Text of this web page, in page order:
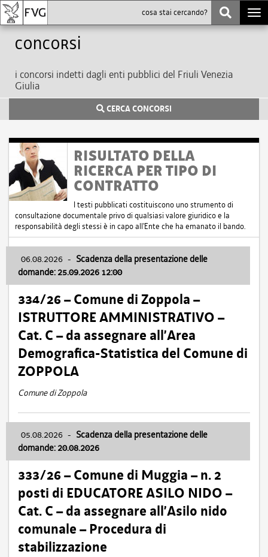
Concorsi
i concorsi indetti dagli enti pubblici del Friuli Venezia
Giulia
CERCA CONCORSI
RISULTATO DELLA
RICERCA PER TIPO DI
CONTRATTO
I testi pubblicati costituiscono uno strumento di
consultazione documentale privo di qualsiasi valore giuridico e la
responsabilità degli stessi è in capo all'Ente che ha emanato il bando.
06.08.2026 - Scadenza della presentazione delle
domande: 25.09.2026 12:00
334/26 – Comune di Zoppola –
ISTRUTTORE AMMINISTRATIVO –
Cat. C – da assegnare all’Area
Demografica-Statistica del Comune di
ZOPPOLA
Comune di Zoppola
05.08.2026 - Scadenza della presentazione delle
domande: 20.08.2026
333/26 – Comune di Muggia – n. 2
posti di EDUCATORE ASILO NIDO –
Cat. C – da assegnare all’Asilo nido
comunale – Procedura di
stabilizzazione